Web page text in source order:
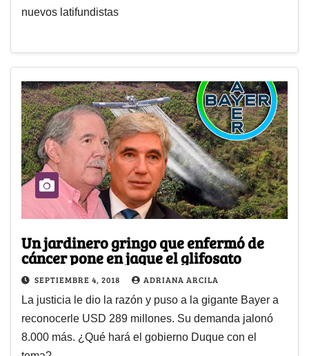
nuevos latifundistas
Un jardinero gringo que enfermó de
cáncer pone en jaque el glifosato
SEPTIEMBRE 4, 2018 ADRIANA ARCILA
La justicia le dio la razón y puso a la gigante Bayer a
reconocerle USD 289 millones. Su demanda jalonó
8.000 más. ¿Qué hará el gobierno Duque con el